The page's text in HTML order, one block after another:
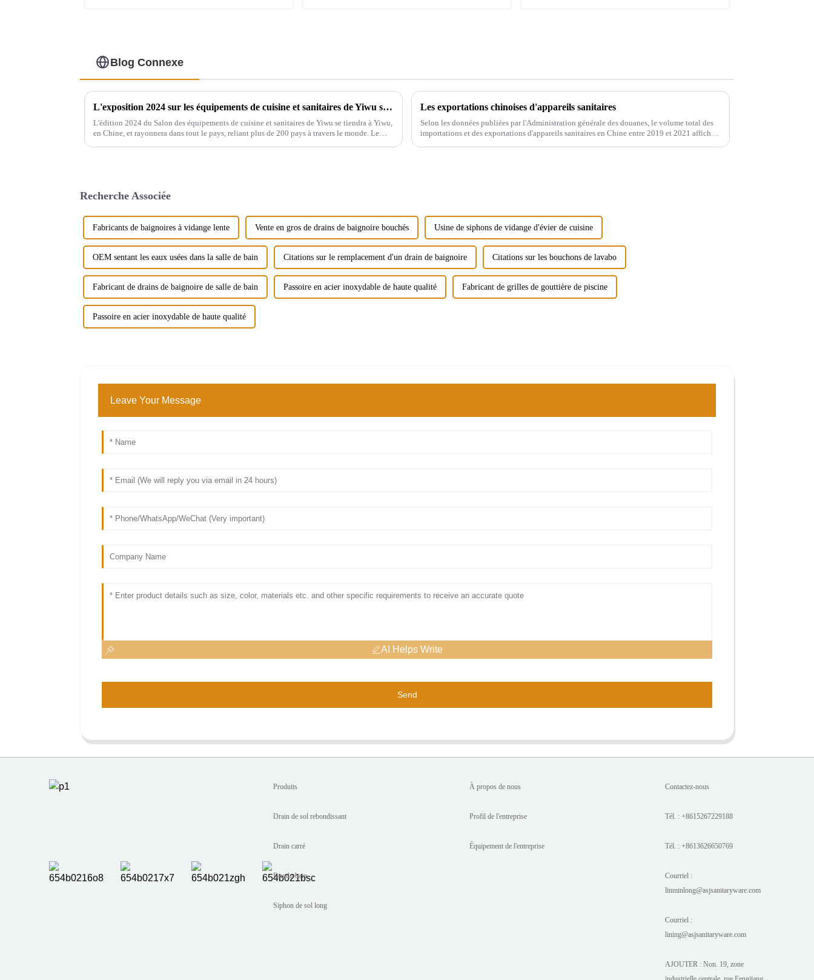
Blog Connexe
L'exposition 2024 sur les équipements de cuisine et sanitaires de Yiwu se tiendra du 28 au 30 de ce mois au centre d'exposition international de Yiwu.
L'édition 2024 du Salon des équipements de cuisine et sanitaires de Yiwu se tiendra à Yiwu,
en Chine, et rayonnera dans tout le pays, reliant plus de 200 pays à travers le monde. Le
Les exportations chinoises d'appareils sanitaires
Selon les données publiées par l'Administration générale des douanes, le volume total des
importations et des exportations d'appareils sanitaires en Chine entre 2019 et 2021 affiche
Recherche Associée
Fabricants de baignoires à vidange lente Vente en gros de drains de baignoire bouchés Usine de siphons de vidange d'évier de cuisine
OEM sentant les eaux usées dans la salle de bain Citations sur le remplacement d'un drain de baignoire Citations sur les bouchons de lavabo
Fabricant de drains de baignoire de salle de bain Passoire en acier inoxydable de haute qualité Fabricant de grilles de gouttière de piscine
Passoire en acier inoxydable de haute qualité
Leave Your Message
AI Helps Write
Send
Produits
Drain de sol rebondissant
Drain carré
Eau du bain
Siphon de sol long
À propos de nous
Profil de l'entreprise
Équipement de l'entreprise
Contactez-nous
Tél. : +8615267229188
Tél. : +8613626650769
Courriel :
linminlong@asjsanitaryware.com
Courriel :
lining@asjsanitaryware.com
AJOUTER : Non. 19, zone